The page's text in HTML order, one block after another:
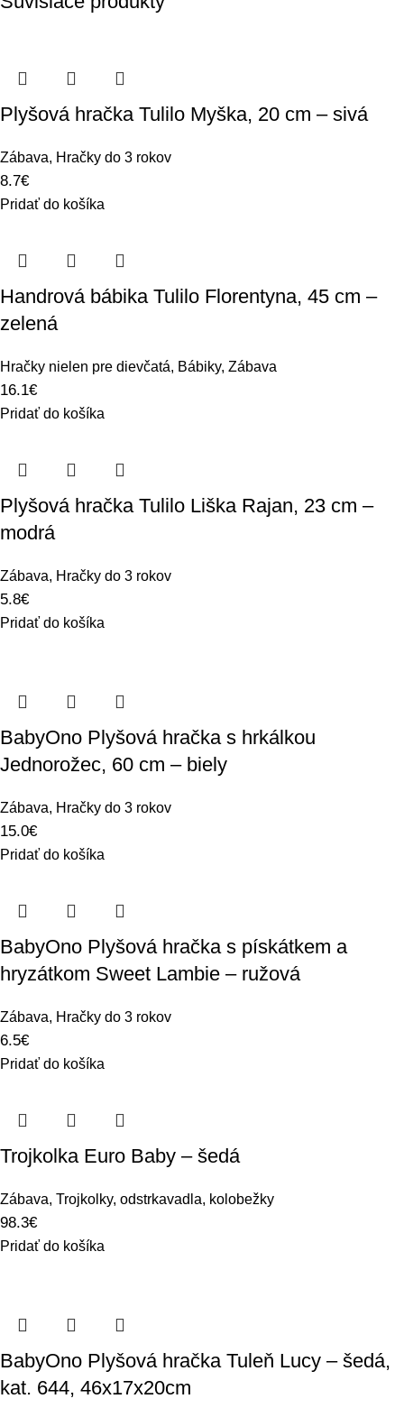
Plyšová hračka Tulilo Myška, 20 cm – sivá
Zábava, Hračky do 3 rokov
8.7€
Pridať do košíka
Handrová bábika Tulilo Florentyna, 45 cm –
zelená
Hračky nielen pre dievčatá, Bábiky, Zábava
16.1€
Pridať do košíka
Plyšová hračka Tulilo Liška Rajan, 23 cm –
modrá
Zábava, Hračky do 3 rokov
5.8€
Pridať do košíka
BabyOno Plyšová hračka s hrkálkou
Jednorožec, 60 cm – biely
Zábava, Hračky do 3 rokov
15.0€
Pridať do košíka
BabyOno Plyšová hračka s pískátkem a
hryzátkom Sweet Lambie – ružová
Zábava, Hračky do 3 rokov
6.5€
Pridať do košíka
Trojkolka Euro Baby – šedá
Zábava, Trojkolky, odstrkavadla, kolobežky
98.3€
Pridať do košíka
BabyOno Plyšová hračka Tuleň Lucy – šedá,
kat. 644, 46x17x20cm